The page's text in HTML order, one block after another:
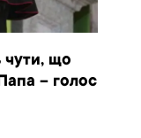
чути, що
– голос